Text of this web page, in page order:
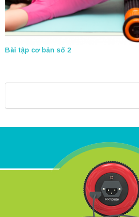
Bài tập cơ bản số 2